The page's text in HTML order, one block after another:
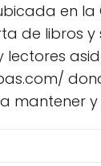
en la
de libros
mantener